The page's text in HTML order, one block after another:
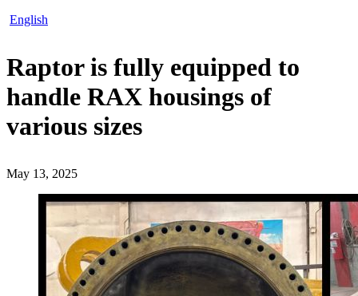
English
Raptor is fully equipped to
handle RAX housings of
various sizes
May 13, 2025